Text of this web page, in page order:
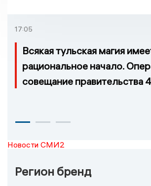
17:05
Всякая тульская магия
рациональное начало.
совещание правительства
Новости СМИ2
Регион бренд